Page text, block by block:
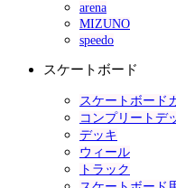
arena
MIZUNO
speedo
スケートボード
スケートボード
コンプリートデ
デッキ
ウィール
トラック